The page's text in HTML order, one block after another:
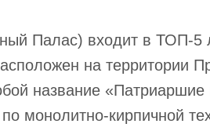
Палас) входит в ТОП-5
на территории
название «Патриаршие
монолитно-кирпичной